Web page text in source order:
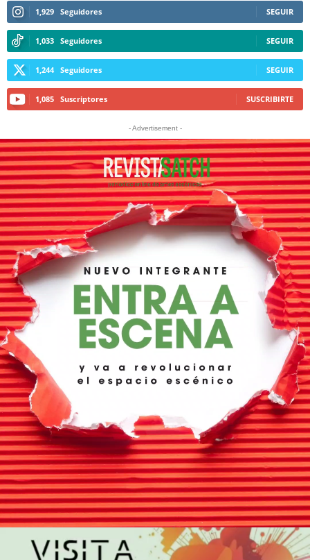
1,929 Seguidores SEGUIR
1,033 Seguidores SEGUIR
1,244 Seguidores SEGUIR
1,085 Suscriptores SUSCRIBIRTE
- Advertisement -